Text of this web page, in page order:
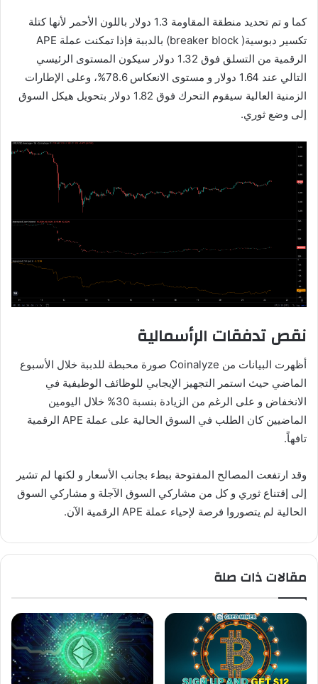
كما و تم تحديد منطقة المقاومة 1.3 دولار باللون الأحمر لأنها كتلة
تكسير دبوسية( breaker block) بالدببة فإذا تمكنت عملة APE
الرقمية من التسلق فوق 1.32 دولار سيكون المستوى الرئيسي
التالي عند 1.64 دولار و مستوى الانعكاس 78.6%، وعلى الإطارات
الزمنية العالية سيقوم التحرك فوق 1.82 دولار بتحويل هيكل السوق
إلى وضع ثوري.
نقص تدفقات الرأسمالية
أظهرت البيانات من Coinalyze صورة محبطة للدببة خلال الأسبوع
الماضي حيث استمر التجهيز الإيجابي للوظائف الوظيفية في
الانخفاض و على الرغم من الزيادة بنسبة 30% خلال اليومين
الماضيين كان الطلب في السوق الحالية على عملة APE الرقمية
تافهاً.
وقد ارتفعت المصالح المفتوحة ببطء بجانب الأسعار و لكنها لم تشير
إلى إقتناع ثوري و كل من مشاركي السوق الآجلة و مشاركي السوق
الحالية لم يتصوروا فرصة لإحياء عملة APE الرقمية الآن.
مقالات ذات صلة